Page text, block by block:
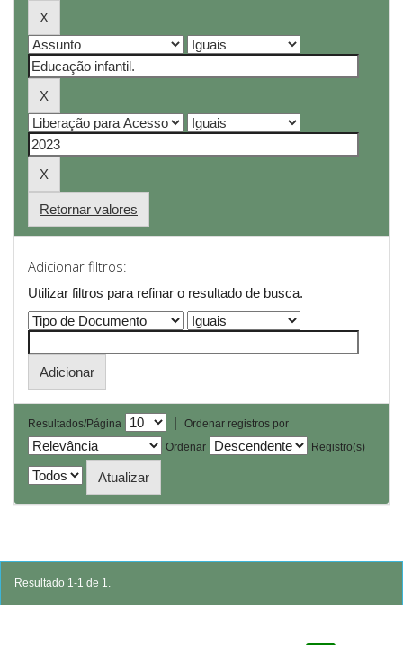
Retornar valores
Adicionar filtros:
Utilizar filtros para refinar o resultado de busca.
Resultados/Página |
Ordenar registros por
Ordenar
Registro(s)
Resultado 1-1 de 1.